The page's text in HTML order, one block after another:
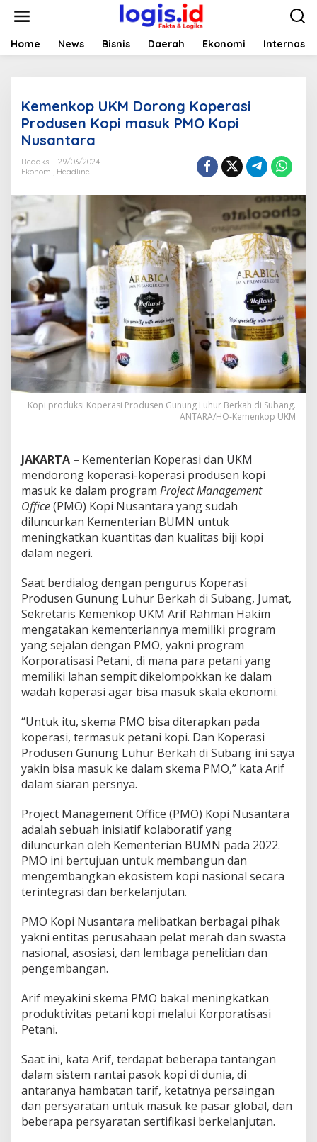
t
Home News Bisnis Daerah Ekonomi
Kemenkop UKM Dorong Koperasi
Produsen Kopi masuk PMO Kopi
Nusantara
Redaksi
29/03/2024
Ekonomi, Headline
Kopi produksi Koperasi Produsen Gunung Luhur Berkah di Subang.
ANTARA/HO-Kemenkop UKM
JAKARTA – Kementerian Koperasi dan UKM
mendorong koperasi-koperasi produsen kopi
masuk ke dalam program Project Management
Office(PMO) Kopi Nusantara yang sudah
diluncurkan Kementerian BUMN untuk
meningkatkan kuantitas dan kualitas biji kopi
dalam negeri.
Saat berdialog dengan pengurus Koperasi
Produsen Gunung Luhur Berkah di Subang, Jumat,
Sekretaris Kemenkop UKM Arif Rahman Hakim
mengatakan kementeriannya memiliki program
yang sejalan dengan PMO, yakni program
Korporatisasi Petani, di mana para petani yang
memiliki lahan sempit dikelompokkan ke dalam
wadah koperasi agar bisa masuk skala ekonomi.
“Untuk itu, skema PMO bisa diterapkan pada
koperasi, termasuk petani kopi. Dan Koperasi
Produsen Gunung Luhur Berkah di Subang ini saya
yakin bisa masuk ke dalam skema PMO,” kata Arif
dalam siaran persnya.
Project Management Office (PMO) Kopi Nusantara
adalah sebuah inisiatif kolaboratif yang
diluncurkan oleh Kementerian BUMN pada 2022.
PMO ini bertujuan untuk membangun dan
mengembangkan ekosistem kopi nasional secara
terintegrasi dan berkelanjutan.
PMO Kopi Nusantara melibatkan berbagai pihak
yakni entitas perusahaan pelat merah dan swasta
nasional, asosiasi, dan lembaga penelitian dan
pengembangan.
Arif meyakini skema PMO bakal meningkatkan
produktivitas petani kopi melalui Korporatisasi
Petani.
Saat ini, kata Arif, terdapat beberapa tantangan
dalam sistem rantai pasok kopi di dunia, di
antaranya hambatan tarif, ketatnya persaingan
dan persyaratan untuk masuk ke pasar global, dan
beberapa persyaratan sertifikasi berkelanjutan.